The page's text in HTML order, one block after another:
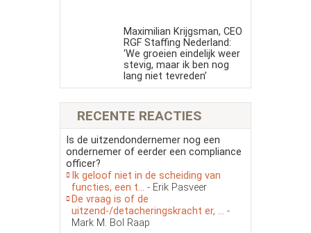
Maximilian Krijgsman, CEO
RGF Staffing Nederland:
‘We groeien eindelijk weer
stevig, maar ik ben nog
lang niet tevreden’
RECENTE REACTIES
Is de uitzendondernemer nog een
ondernemer of eerder een compliance
officer?
Ik geloof niet in de scheiding van
functies, een t... - Erik Pasveer
De vraag is of de
uitzend-/detacheringskracht er, ... -
Mark M. Bol Raap